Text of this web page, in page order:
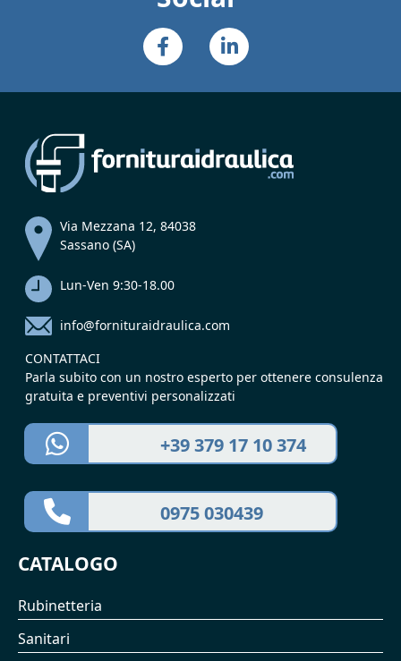
Via Mezzana 12, 84038
Sassano (SA)
Lun-Ven 9:30-18.00
info@fornituraidraulica.com
CONTATTACI
Parla subito con un nostro esperto per ottenere consulenza
gratuita e preventivi personalizzati
+39 379 17 10 374
0975 030439
CATALOGO
Rubinetteria
Sanitari